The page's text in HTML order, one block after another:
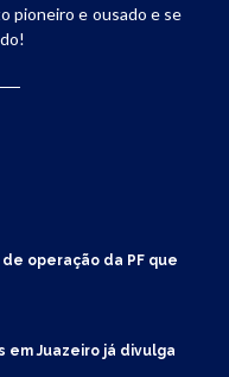
pioneiro e ousado e se
operação da PF que
Juazeiro já divulga